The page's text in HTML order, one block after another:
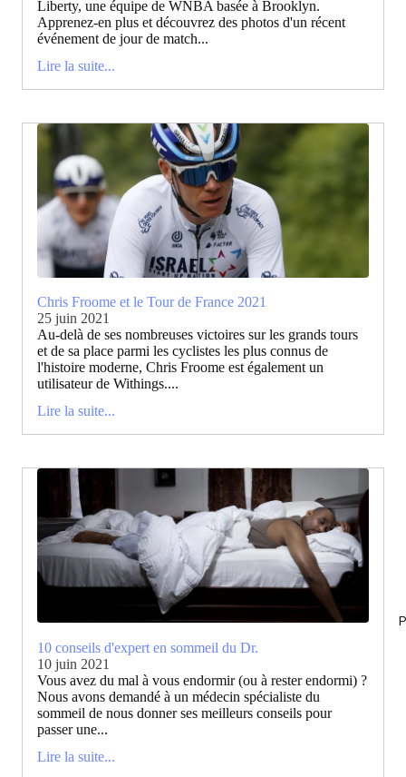
Liberty, une équipe de WNBA basée à Brooklyn.
Apprenez-en plus et découvrez des photos d'un récent
événement de jour de match...
Lire la suite...
Chris Froome et le Tour de France 2021
25 juin 2021
Au-delà de ses nombreuses victoires sur les grands tours
et de sa place parmi les cyclistes les plus connus de
l'histoire moderne, Chris Froome est également un
utilisateur de Withings....
Lire la suite...
10 conseils d'expert en sommeil du Dr.
10 juin 2021
Vous avez du mal à vous endormir (ou à rester endormi) ?
Nous avons demandé à un médecin spécialiste du
sommeil de nous donner ses meilleurs conseils pour
passer une...
Lire la suite...